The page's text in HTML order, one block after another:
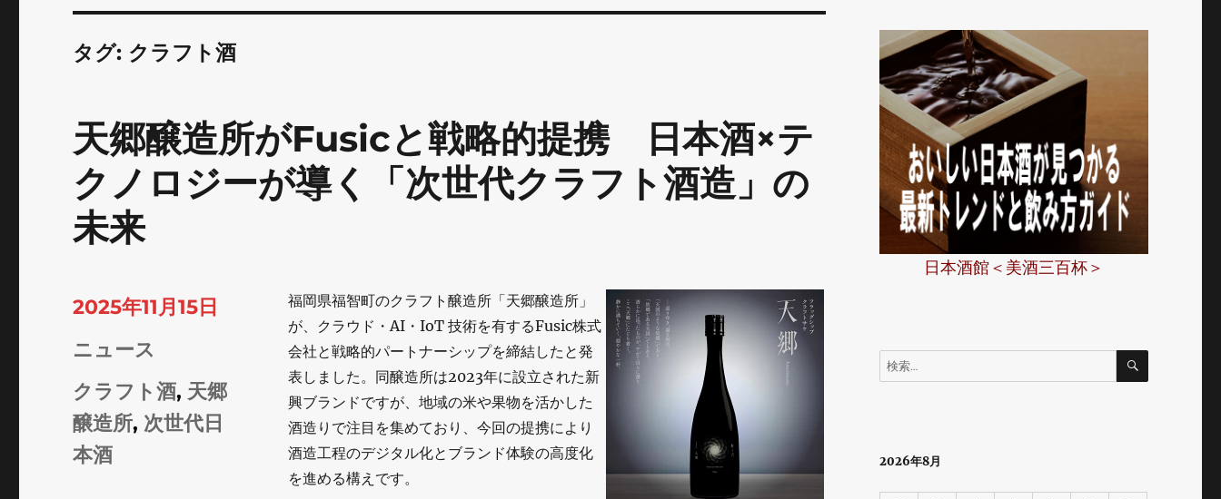
タグ: クラフト酒
天郷醸造所がFusicと戦略的提携 日本酒×テ
クノロジーが導く「次世代クラフト酒造」の
未来
福岡県福智町のクラフト醸造所「天郷醸造所」
が、クラウド・AI・IoT 技術を有するFusic株式
会社と戦略的パートナーシップを締結したと発
表しました。同醸造所は2023年に設立された新
興ブランドですが、地域の米や果物を活かした
酒造りで注目を集めており、今回の提携により
酒造工程のデジタル化とブランド体験の高度化
を進める構えです。
投
稿
2025年11月15日
カ
テ
ゴ
リ
ニュース
タ
グ
クラフト酒, 天郷
醸造所, 次世代日
本酒
日本酒館＜美酒三百杯＞
検
索:
検
2026年8月